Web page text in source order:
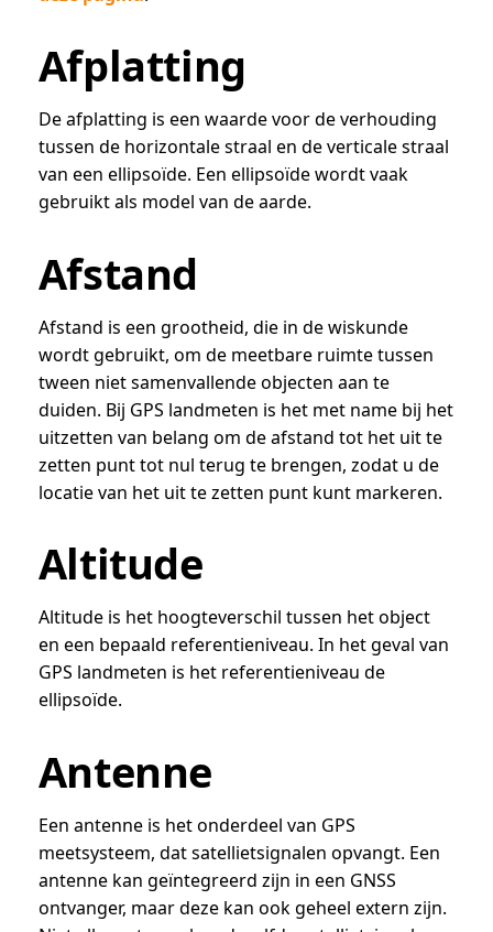
Afplatting
De afplatting is een waarde voor de verhouding
tussen de horizontale straal en de verticale straal
van een ellipsoïde. Een ellipsoïde wordt vaak
gebruikt als model van de aarde.
Afstand
Afstand is een grootheid, die in de wiskunde
wordt gebruikt, om de meetbare ruimte tussen
tween niet samenvallende objecten aan te
duiden. Bij GPS landmeten is het met name bij het
uitzetten van belang om de afstand tot het uit te
zetten punt tot nul terug te brengen, zodat u de
locatie van het uit te zetten punt kunt markeren.
Altitude
Altitude is het hoogteverschil tussen het object
en een bepaald referentieniveau. In het geval van
GPS landmeten is het referentieniveau de
ellipsoïde.
Antenne
Een antenne is het onderdeel van GPS
meetsysteem, dat satellietsignalen opvangt. Een
antenne kan geïntegreerd zijn in een GNSS
ontvanger, maar deze kan ook geheel extern zijn.